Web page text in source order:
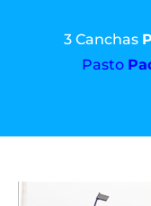
3 Canchas
Pasto